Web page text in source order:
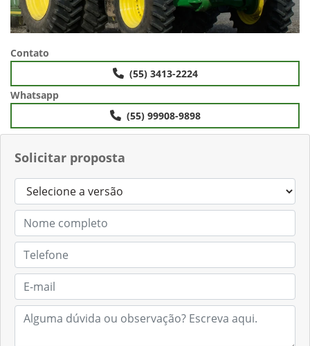
Solicitar proposta
Contato
(55) 3413-2224
Whatsapp
(55) 99908-9898